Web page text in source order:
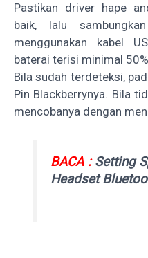
Pastikan driver hape
baik, lalu
menggunakan kabel
baterai terisi minimal
Bila sudah terdeteksi,
Pin Blackberrynya. Bila
mencobanya dengan
BACA : Setting
Headset